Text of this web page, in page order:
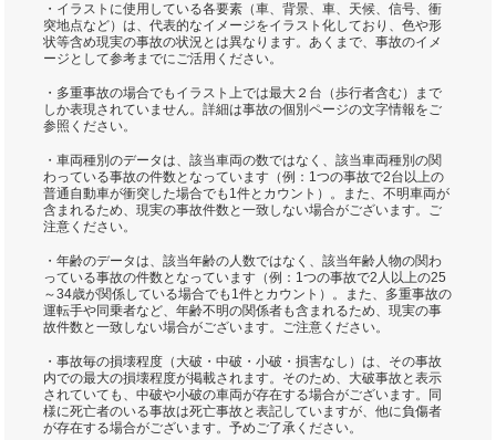
・イラストに使用している各要素（車、背景、車、天候、信号、衝
突地点など）は、代表的なイメージをイラスト化しており、色や形
状等含め現実の事故の状況とは異なります。あくまで、事故のイメ
ージとして参考までにご活用ください。
・多重事故の場合でもイラスト上では最大２台（歩行者含む）まで
しか表現されていません。詳細は事故の個別ページの文字情報をご
参照ください。
・車両種別のデータは、該当車両の数ではなく、該当車両種別の関
わっている事故の件数となっています（例：1つの事故で2台以上の
普通自動車が衝突した場合でも1件とカウント）。また、不明車両が
含まれるため、現実の事故件数と一致しない場合がございます。ご
注意ください。
・年齢のデータは、該当年齢の人数ではなく、該当年齢人物の関わ
っている事故の件数となっています（例：1つの事故で2人以上の25
～34歳が関係している場合でも1件とカウント）。また、多重事故の
運転手や同乗者など、年齢不明の関係者も含まれるため、現実の事
故件数と一致しない場合がございます。ご注意ください。
・事故毎の損壊程度（大破・中破・小破・損害なし）は、その事故
内での最大の損壊程度が掲載されます。そのため、大破事故と表示
されていても、中破や小破の車両が存在する場合がございます。同
様に死亡者のいる事故は死亡事故と表記していますが、他に負傷者
が存在する場合がございます。予めご了承ください。